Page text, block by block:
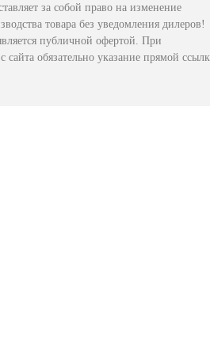
за собой право на изменение
товара без уведомления дилеров!
публичной офертой. При
сайта обязательно указание прямой